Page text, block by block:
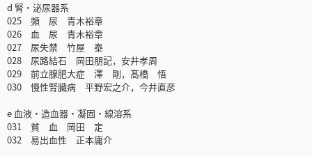
d 腎・泌尿器系
025 頻 尿 青木裕章
026 血 尿 青木裕章
027 尿失禁 竹屋 泰
028 尿路結石 岡田朋記，安井孝周
029 前立腺肥大症 澤 剛，髙橋 悟
030 慢性腎臓病 平野宏之介，今井直彦
e 血液・造血器・凝固・線溶系
031 貧 血 岡田 定
032 易出血性 正本庸介